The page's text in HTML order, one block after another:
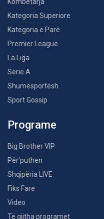
Kombëtarja
Kategoria Superiore
Kategoria e Parë
Premier League
La Liga
Serie A
Shumësportësh
Sport Gossip
Programe
Big Brother VIP
Për’puthen
Shqipëria LIVE
Fiks Fare
Video
Të gjitha programet